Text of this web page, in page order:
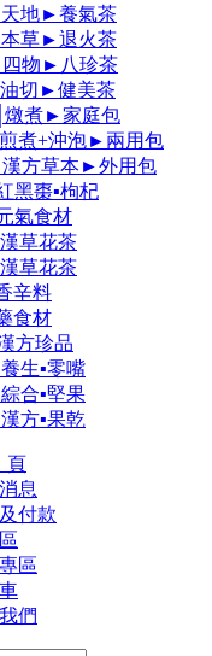
地►養氣茶
草►退火茶
物►八珍茶
切►健美茶
燉煮►家庭包
煮+沖泡►兩用包
方草本►外用包
黑棗▪枸杞
氣食材
草花茶
草花茶
辛料
食材
方珍品
生▪零嘴
合▪堅果
方▪果乾
頁
息
付款
區
們